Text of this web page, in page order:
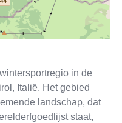
in de
Italië. Het gebied
landschap, dat
staat,